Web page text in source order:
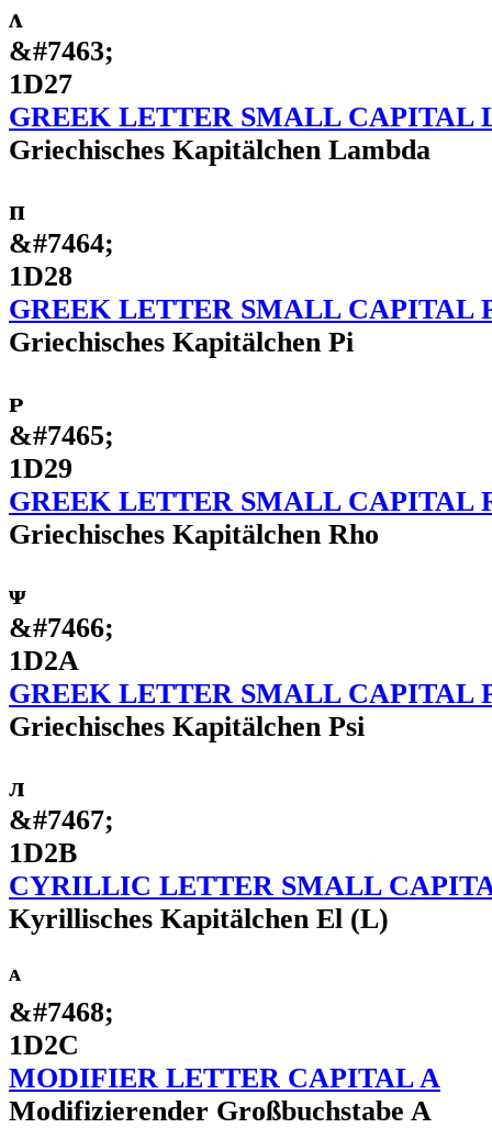
ᴧ
&#7463;
1D27
GREEK LETTER SMALL CAPITAL
Griechisches Kapitälchen Lambda
ᴨ
&#7464;
1D28
GREEK LETTER SMALL CAPITAL
Griechisches Kapitälchen Pi
ᴩ
&#7465;
1D29
GREEK LETTER SMALL CAPITAL
Griechisches Kapitälchen Rho
ᴪ
&#7466;
1D2A
GREEK LETTER SMALL CAPITAL
Griechisches Kapitälchen Psi
ᴫ
&#7467;
1D2B
CYRILLIC LETTER SMALL
Kyrillisches Kapitälchen El (L)
ᴬ
&#7468;
1D2C
MODIFIER LETTER CAPITAL A
Modifizierender Großbuchstabe A